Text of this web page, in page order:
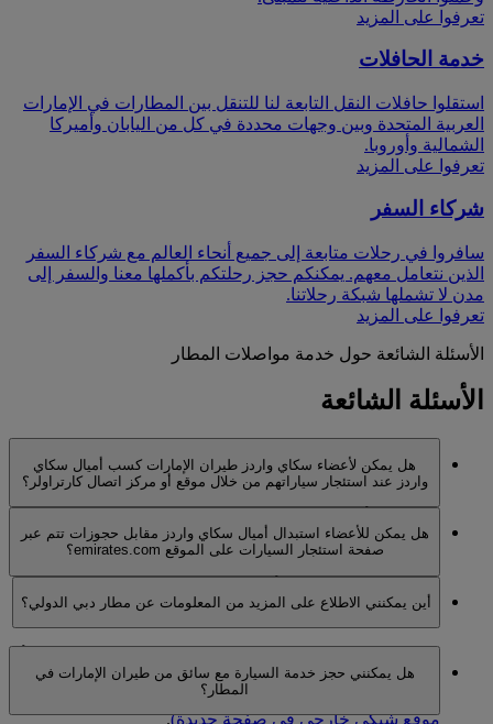
تعرفوا على المزيد
خدمة الحافلات
استقلوا حافلات النقل التابعة لنا للتنقل بين المطارات في الإمارات
العربية المتحدة وبين وجهات محددة في كل من اليابان وأميركا
الشمالية وأوروبا.
تعرفوا على المزيد
شركاء السفر
سافروا في رحلات متابعة إلى جميع أنحاء العالم مع شركاء السفر
الذين نتعامل معهم. يمكنكم حجز رحلتكم بأكملها معنا والسفر إلى
مدن لا تشملها شبكة رحلاتنا.
تعرفوا على المزيد
الأسئلة الشائعة حول خدمة مواصلات المطار
الأسئلة الشائعة
هل يمكن لأعضاء سكاي واردز طيران الإمارات كسب أميال سكاي
واردز عند استئجار سياراتهم من خلال موقع أو مركز اتصال كارتراولر؟
عبر الإنترنت من خلال صفحة استئجار السيارات في الموقع
الشبكي emirates.com.
هل يمكن للأعضاء استبدال أميال سكاي واردز مقابل حجوزات تتم عبر
صفحة استئجار السيارات على الموقع emirates.com؟
أين يمكنني الاطلاع على المزيد من المعلومات عن مطار دبي الدولي؟
صفحة تأشيرات الإمارات العربية المتحدة . يمكنكم أيضا زيارة
موقع المطار الشبكي على الرابط
موقع شبكي خارجي في صفحة جديدة).
هل يمكنني حجز خدمة السيارة مع سائق من طيران الإمارات في
المطار؟